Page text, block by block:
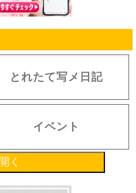
とれたて写メ日記
イベント
く